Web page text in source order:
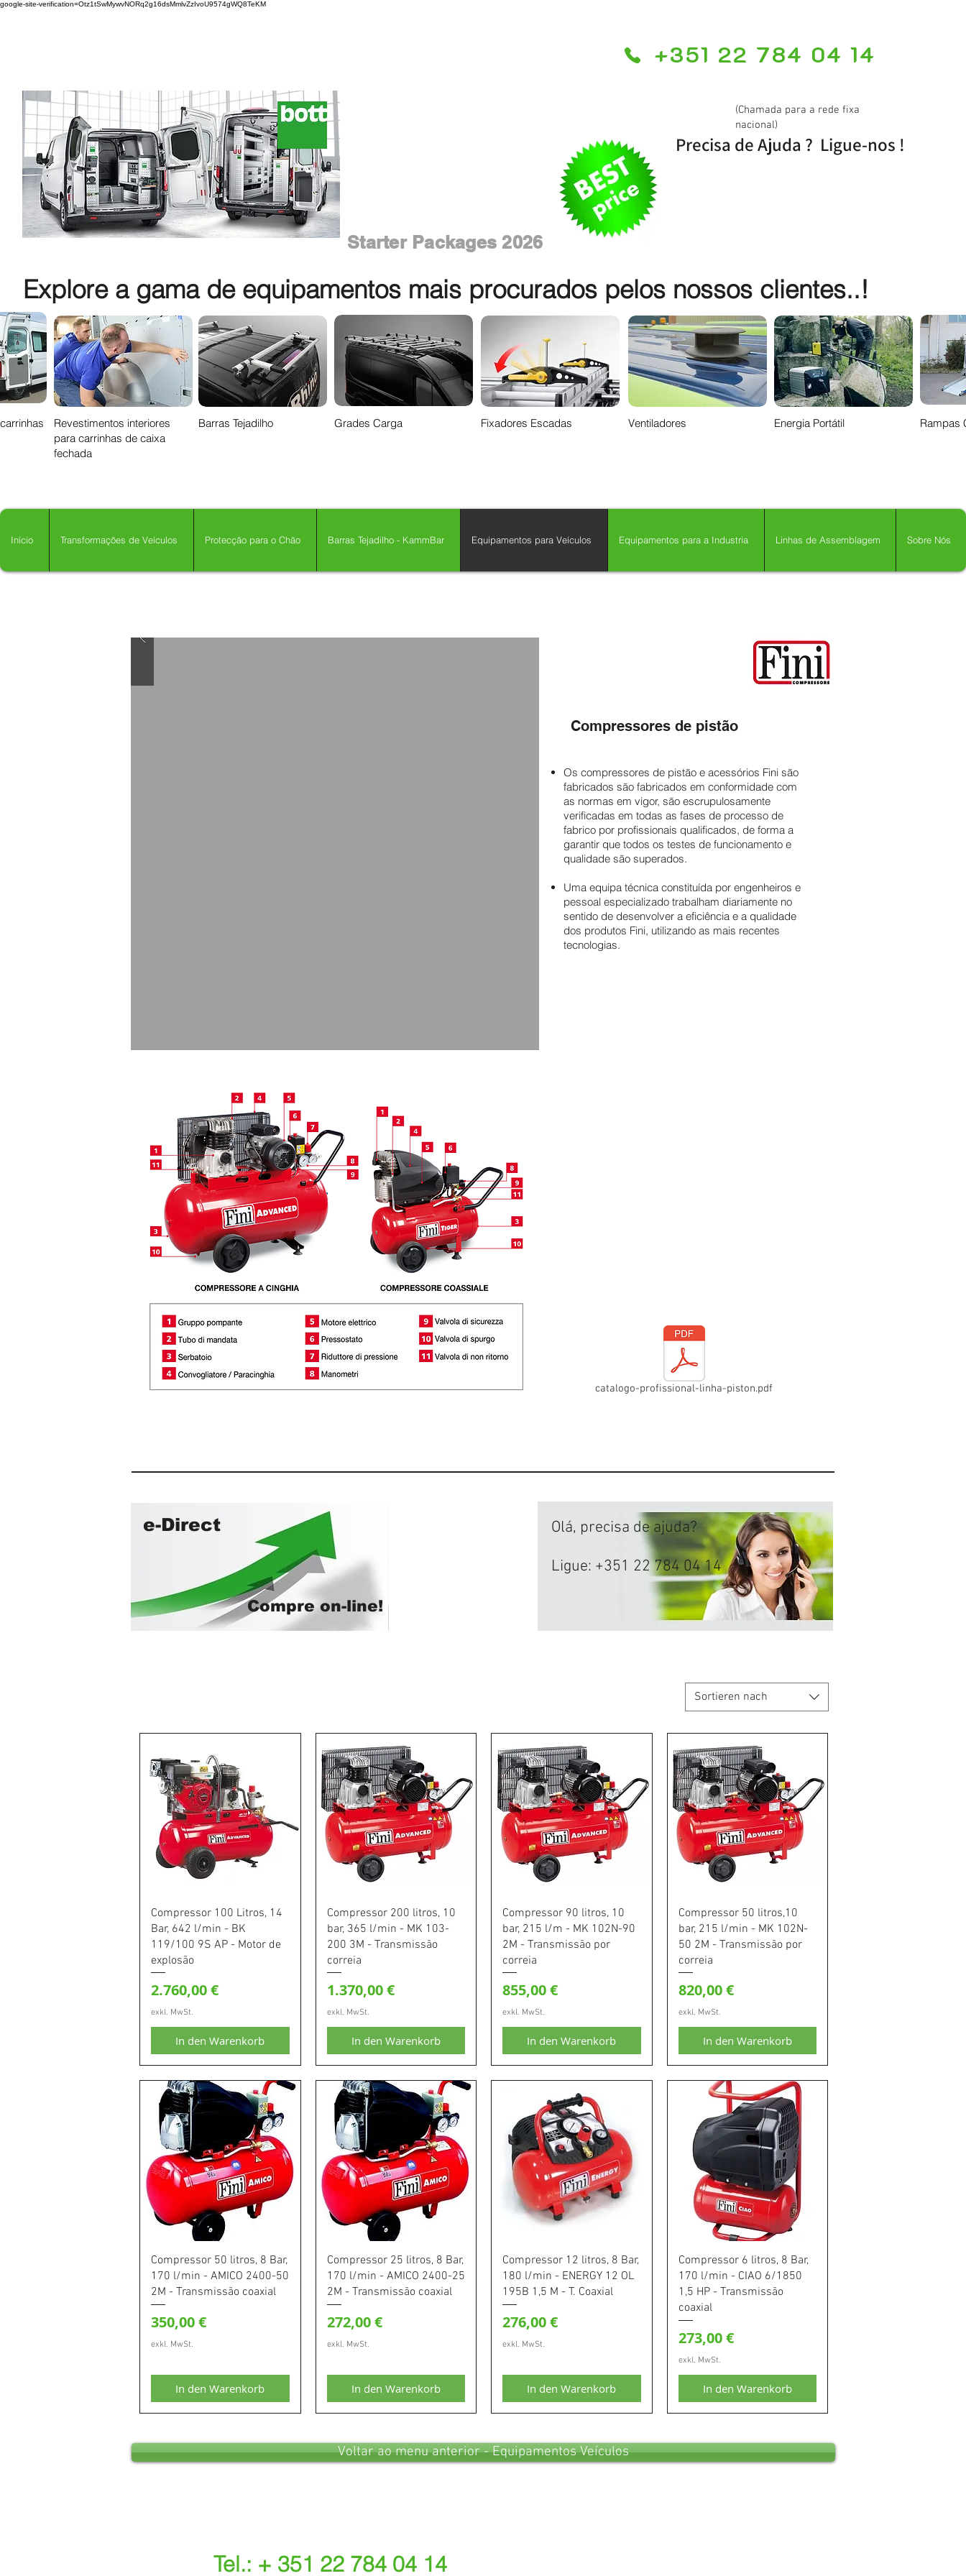
google-site-verification=Otz1tSwMywvNORq2g16dsMmlvZzIvoU9574gWQ8TeKM
+351 22 784 04 14
Starter Packages 2026
(Chamada para a rede fixa
nacional)
Precisa de Ajuda ? Ligue-nos !
Explore a gama de equipamentos mais procurados pelos nossos clientes..!
Revestimentos interiores
para carrinhas de caixa
fechada
Barras Tejadilho Grades Carga Fixadores Escadas Ventiladores Energia Portátil Rampas
Início Transformações de Veículos Protecção para o Chão Barras Tejadilho - KammBar Equipamentos para Veículos Equipamentos para a Industria Linhas de Assemblagem Sobre Nós
Compressores de pistão
Os compressores de pistão e acessórios Fini são
fabricados são fabricados em conformidade com
as normas em vigor, são escrupulosamente
verificadas em todas as fases de processo de
fabrico por profissionais qualificados, de forma a
garantir que todos os testes de funcionamento e
qualidade são superados.
Uma equipa técnica constituída por engenheiros e
pessoal especializado trabalham diariamente no
sentido de desenvolver a eficiência e a qualidade
dos produtos Fini, utilizando as mais recentes
tecnologias.
catalogo-profissional-linha-piston.pdf
e-Direct
Compre on-line!
Olá, precisa de ajuda?
Ligue: +351 22 784 04 14
Sortieren nach
Schnellansicht
Compressor 100 Litros, 14
Bar, 642 l/min - BK
119/100 9S AP - Motor de
explosão
Preis
2.760,00 €
exkl. MwSt.
In den Warenkorb
Schnellansicht
Compressor 200 litros, 10
bar, 365 l/min - MK 103-
200 3M - Transmissão
correia
Preis
1.370,00 €
exkl. MwSt.
In den Warenkorb
Schnellansicht
Compressor 90 litros, 10
bar, 215 l/m - MK 102N-90
2M - Transmissão por
correia
Preis
855,00 €
exkl. MwSt.
In den Warenkorb
Schnellansicht
Compressor 50 litros,10
bar, 215 l/min - MK 102N-
50 2M - Transmissão por
correia
Preis
820,00 €
exkl. MwSt.
In den Warenkorb
Schnellansicht
Compressor 50 litros, 8 Bar,
170 l/min - AMICO 2400-50
2M - Transmissão coaxial
Preis
350,00 €
exkl. MwSt.
In den Warenkorb
Schnellansicht
Compressor 25 litros, 8 Bar,
170 l/min - AMICO 2400-25
2M - Transmissão coaxial
Preis
272,00 €
exkl. MwSt.
In den Warenkorb
Schnellansicht
Compressor 12 litros, 8 Bar,
180 l/min - ENERGY 12 OL
195B 1,5 M - T. Coaxial
Preis
276,00 €
exkl. MwSt.
In den Warenkorb
Schnellansicht
Compressor 6 litros, 8 Bar,
170 l/min - CIAO 6/1850
1,5 HP - Transmissão
coaxial
Preis
273,00 €
exkl. MwSt.
In den Warenkorb
Voltar ao menu anterior - Equipamentos Veículos
Tel.: + 351 22 784 04 14